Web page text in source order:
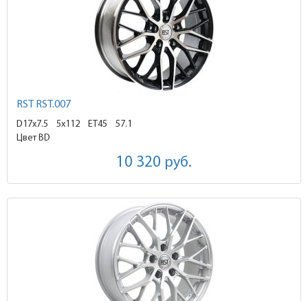
RST RST.007
D17x7.5 5x112 ET45
57.1
Цвет BD
10 320 руб.